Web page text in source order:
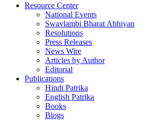
Resource Center
National Events
Swavlambi Bharat Abhiyan
Resolutions
Press Releases
News Wire
Articles by Author
Editorial
Publications
Hindi Patrika
English Patrika
Books
Blogs